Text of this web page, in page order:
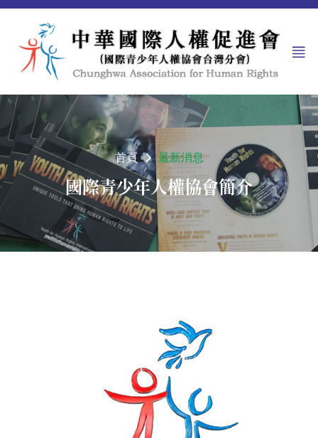
首頁 最新消息
國際青少年人權協會簡介